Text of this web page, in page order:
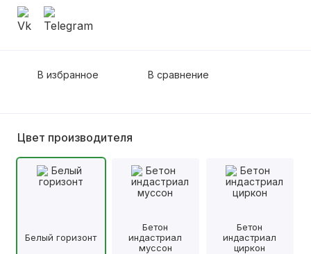
В избранное В сравнение
Цвет производителя
Белый горизонт
Бетон
индастриал
муссон
Бетон
индастриал
циркон